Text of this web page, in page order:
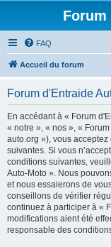
Forum
FAQ
Accueil du forum
Forum d'Entraide
En accédant à « Forum
« notre », « nos », «
auto.org »), vous
suivantes. Si vous
conditions suivantes,
Auto-Moto ». Nous
et nous essaierons de
conseillons de vérifier
continuez à participer à «
modifications aient été
responsable des